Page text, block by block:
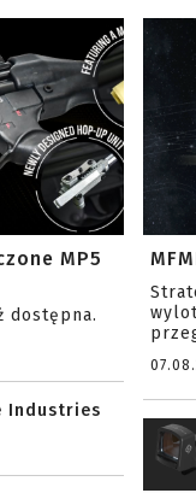
MP5
dostępna.
Industries